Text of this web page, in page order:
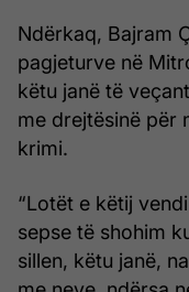
Ndërkaq, Bajram
pagjeturve në
këtu janë të
me drejtësinë për
krimi.
“Lotët e këtij
sepse të shohim
sillen, këtu janë,